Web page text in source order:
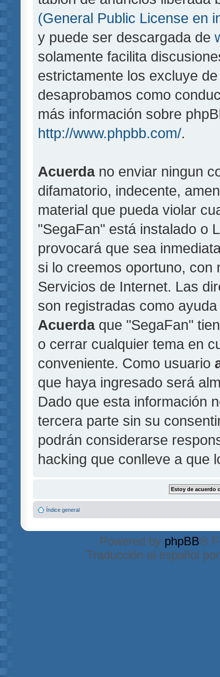
(General Public License en
y puede ser descargada de
solamente facilita
estrictamente los excluye
desaprobamos como
más información sobre
http://www.phpbb.com/.
Acuerdano enviar ningun
difamatorio, indecente,
material que pueda violar
"SegaFan" está instalado o
provocará que sea
si lo creemos oportuno, con
Servicios de Internet. Las
son registradas como
Acuerdaque "SegaFan"
o cerrar cualquier tema en
conveniente. Como usuario
que haya ingresado será
Dado que esta información
tercera parte sin su
podrán considerarse
hacking que conlleve a que
Índice general
Powered by phpBB®
Traducción al español